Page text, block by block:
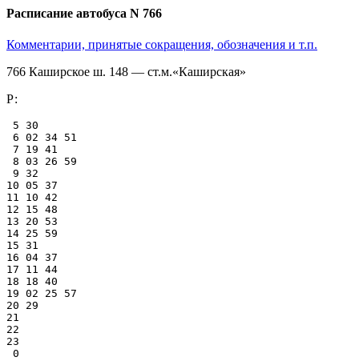
Расписание автобуса N 766
Комментарии, принятые сокращения, обозначения и т.п.
766 Каширское ш. 148 — ст.м.«Каширская»
Р:
5 30
6 02 34 51
7 19 41
8 03 26 59
9 32
10 05 37
11 10 42
12 15 48
13 20 53
14 25 59
15 31
16 04 37
17 11 44
18 18 40
19 02 25 57
20 29
21
22
23
0